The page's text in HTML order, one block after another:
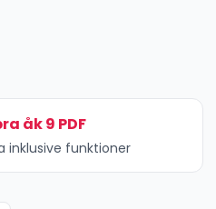
åk 9 PDF
inklusive funktioner